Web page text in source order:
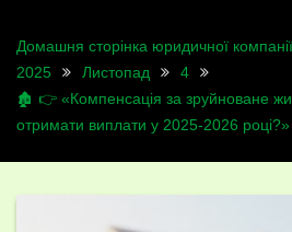
Домашня сторінка юридичної
2025
Листопад
4
🏚️ 👉 «Компенсація за зруйноване
отримати виплати у 2025-2026 році?»